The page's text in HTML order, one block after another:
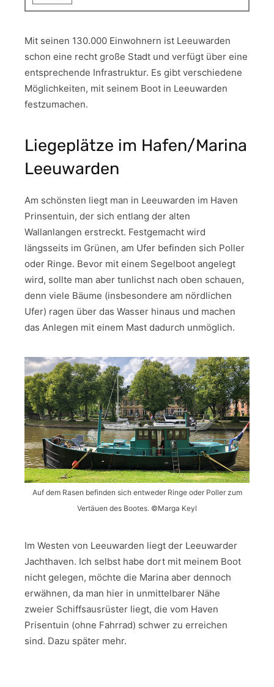
Mit seinen 130.000 Einwohnern ist Leeuwarden
schon eine recht große Stadt und verfügt über eine
entsprechende Infrastruktur. Es gibt verschiedene
Möglichkeiten, mit seinem Boot in Leeuwarden
festzumachen.
Liegeplätze im Hafen/Marina
Leeuwarden
Am schönsten liegt man in Leeuwarden im Haven
Prinsentuin, der sich entlang der alten
Wallanlangen erstreckt. Festgemacht wird
längsseits im Grünen, am Ufer befinden sich Poller
oder Ringe. Bevor mit einem Segelboot angelegt
wird, sollte man aber tunlichst nach oben schauen,
denn viele Bäume (insbesondere am nördlichen
Ufer) ragen über das Wasser hinaus und machen
das Anlegen mit einem Mast dadurch unmöglich.
Auf dem Rasen befinden sich entweder Ringe oder Poller zum
Vertäuen des Bootes. ©Marga Keyl
Im Westen von Leeuwarden liegt der Leeuwarder
Jachthaven. Ich selbst habe dort mit meinem Boot
nicht gelegen, möchte die Marina aber dennoch
erwähnen, da man hier in unmittelbarer Nähe
zweier Schiffsausrüster liegt, die vom Haven
Prisentuin (ohne Fahrrad) schwer zu erreichen
sind. Dazu später mehr.